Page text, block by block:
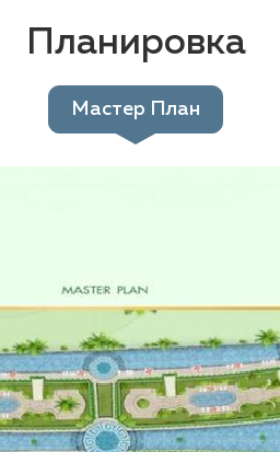
Планировка
Мастер План